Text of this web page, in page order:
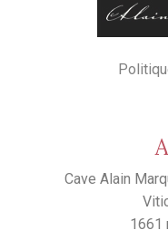
Cave Alain
1661